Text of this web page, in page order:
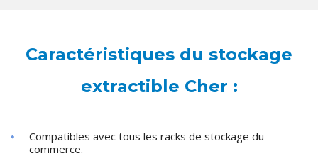
Caractéristiques du stockage
extractible Cher :
Compatibles avec tous les racks de stockage du
commerce.